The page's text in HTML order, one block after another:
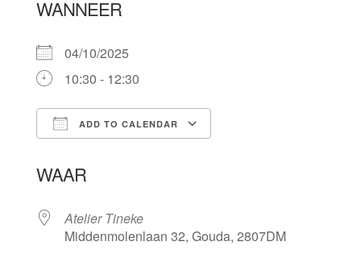
WANNEER
04/10/2025
10:30 - 12:30
ADD TO CALENDAR
WAAR
Atelier Tineke
Middenmolenlaan 32, Gouda, 2807DM